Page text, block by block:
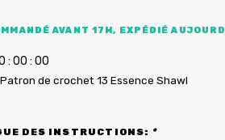
AVANT 17H, EXPÉDIÉ
: 00 : 00
Patron de crochet 13 Essence Shawl
DES INSTRUCTIONS: *